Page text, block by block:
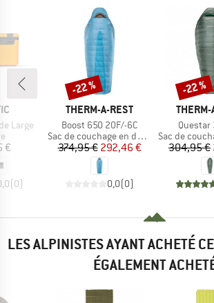
Large
group
€
(0)
MARQUE
THERM-A-REST
Article
Boost 650 20F/-6C
Product group
Sac de couchage en duvet
Prix
374,95 € Prix réduit
292,46 €
0,0(0)
Remise
-22 %
MARQUE
THERM-
Article
Questar
Product
Sac de
304,95 €
Remise
-22 %
LES ALPINISTES AYANT ACHETÉ
ÉGALEMENT